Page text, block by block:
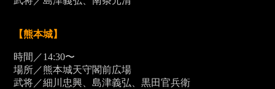
【熊本城】
時間／14:30〜
場所／熊本城天守閣前広場
武将／細川忠興、島津義弘、黒田官兵衛